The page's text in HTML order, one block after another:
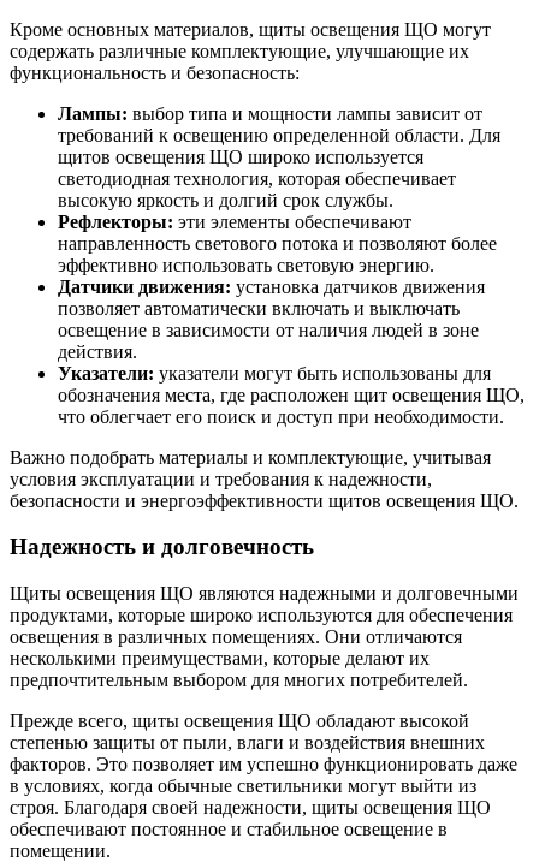
Кроме основных материалов, щиты освещения ЩО могут
содержать различные комплектующие, улучшающие их
функциональность и безопасность:
Лампы: выбор типа и мощности лампы зависит от
требований к освещению определенной области. Для
щитов освещения ЩО широко используется
светодиодная технология, которая обеспечивает
высокую яркость и долгий срок службы.
Рефлекторы: эти элементы обеспечивают
направленность светового потока и позволяют более
эффективно использовать световую энергию.
Датчики движения: установка датчиков движения
позволяет автоматически включать и выключать
освещение в зависимости от наличия людей в зоне
действия.
Указатели: указатели могут быть использованы для
обозначения места, где расположен щит освещения ЩО,
что облегчает его поиск и доступ при необходимости.
Важно подобрать материалы и комплектующие, учитывая
условия эксплуатации и требования к надежности,
безопасности и энергоэффективности щитов освещения ЩО.
Надежность и долговечность
Щиты освещения ЩО являются надежными и долговечными
продуктами, которые широко используются для обеспечения
освещения в различных помещениях. Они отличаются
несколькими преимуществами, которые делают их
предпочтительным выбором для многих потребителей.
Прежде всего, щиты освещения ЩО обладают высокой
степенью защиты от пыли, влаги и воздействия внешних
факторов. Это позволяет им успешно функционировать даже
в условиях, когда обычные светильники могут выйти из
строя. Благодаря своей надежности, щиты освещения ЩО
обеспечивают постоянное и стабильное освещение в
помещении.